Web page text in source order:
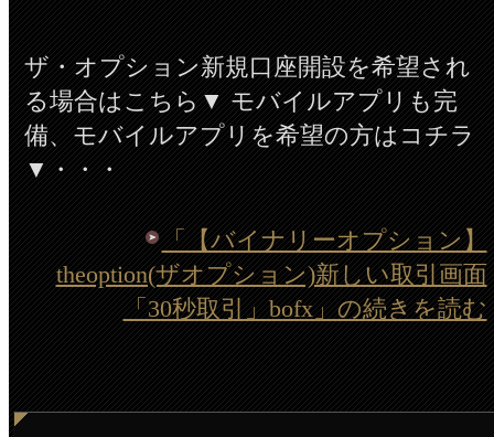
ザ・オプション新規口座開設を希望され
る場合はこちら▼ モバイルアプリも完
備、モバイルアプリを希望の方はコチラ
▼・・・
「【バイナリーオプション】
theoption(ザオプション)新しい取引画面
「30秒取引」bofx」の続きを読む